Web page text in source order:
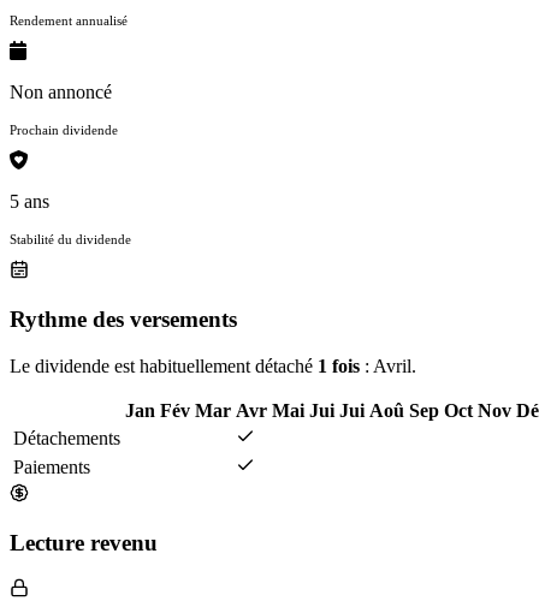
Rendement annualisé
Non annoncé
Prochain dividende
5 ans
Stabilité du dividende
Rythme des versements
Le dividende est habituellement détaché 1 fois : Avril.
Jan Fév Mar Avr Mai Jui Jui Aoû Sep Oct Nov
Détachements
Paiements
Lecture revenu